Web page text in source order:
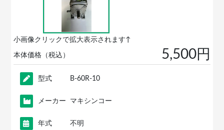
小画像クリックで拡大表示されます↑
本体価格（税込） 5,500円
型式 B-60R-10
メーカー マキシンコー
年式 不明